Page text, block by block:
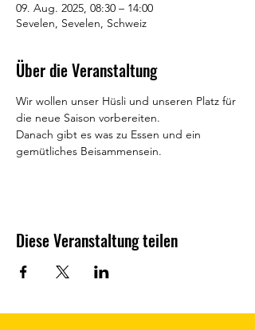
09. Aug. 2025, 08:30 – 14:00
Sevelen, Sevelen, Schweiz
Über die Veranstaltung
Wir wollen unser Hüsli und unseren Platz für
die neue Saison vorbereiten.
Danach gibt es was zu Essen und ein
gemütliches Beisammensein.
Diese Veranstaltung teilen